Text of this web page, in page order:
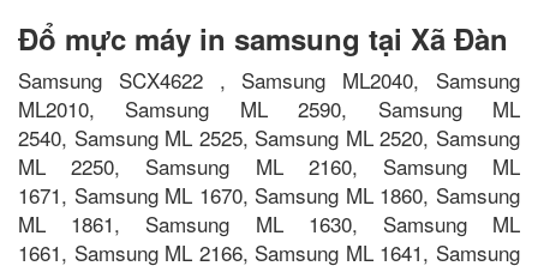
Đổ mực máy in samsung tại Xã Đàn
Samsung SCX4622 , Samsung ML2040, Samsung
ML2010, Samsung ML 2590, Samsung ML
2540, Samsung ML 2525, Samsung ML 2520, Samsung
ML 2250, Samsung ML 2160, Samsung ML
1671, Samsung ML 1670, Samsung ML 1860, Samsung
ML 1861, Samsung ML 1630, Samsung ML
1661, Samsung ML 2166, Samsung ML 1641, Samsung